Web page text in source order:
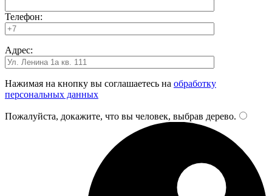
Телефон:
Адрес:
Нажимая на кнопку вы соглашаетесь на обработку
персональных данных
Пожалуйста, докажите, что вы человек, выбрав дерево.